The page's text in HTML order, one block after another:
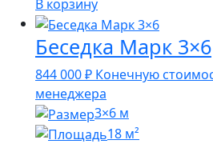
В корзину
Беседка Марк 3×6
844 000₽ Конечную
менеджера
3×6 м
18 м²